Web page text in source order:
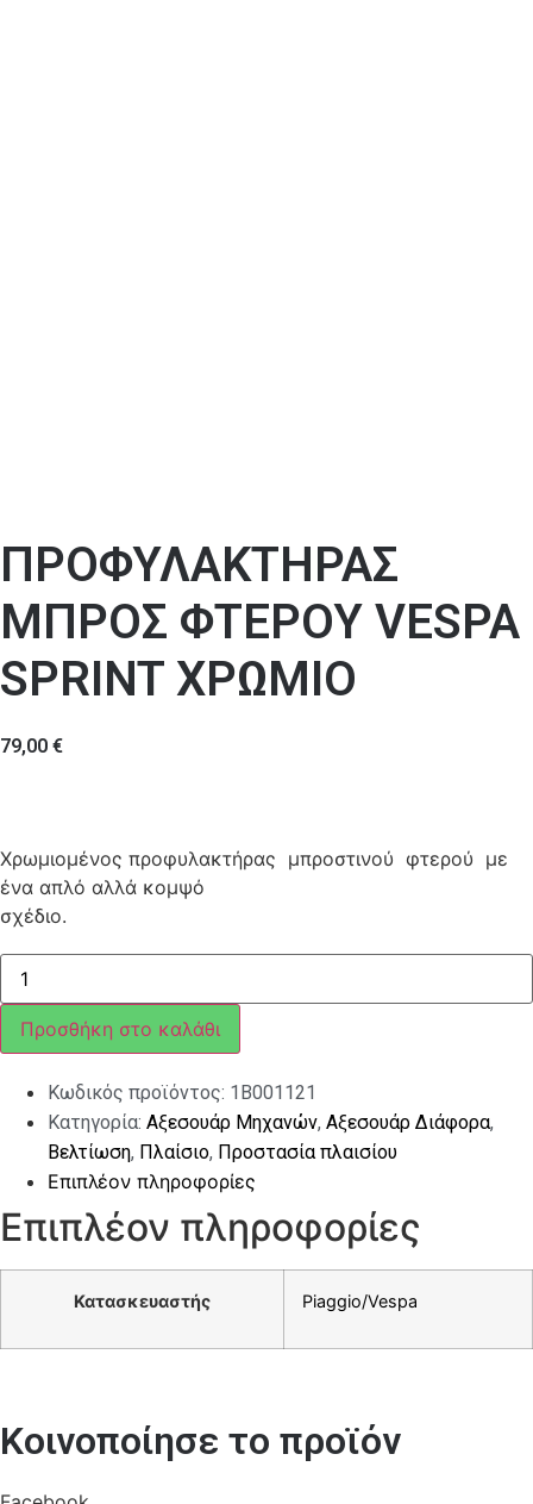
ΠΡΟΦΥΛΑΚΤΗΡΑΣ
ΜΠΡΟΣ ΦΤΕΡΟΥ VESPA
SPRINT ΧΡΩΜΙΟ
79,00 €
Χρωμιομένος προφυλακτήρας μπροστινού φτερού με
ένα απλό αλλά κομψό
σχέδιο.
ΠΡΟΦΥΛΑΚΤΗΡΑΣ
ΜΠΡΟΣ
ΦΤΕΡΟΥ
VESPA
SPRINT
ΧΡΩΜΙΟ
Προσθήκη στο καλάθι
Κωδικός προϊόντος: 1B001121
Κατηγορία: Αξεσουάρ Μηχανών, Αξεσουάρ Διάφορα,
Βελτίωση, Πλαίσιο, Προστασία πλαισίου
Επιπλέον πληροφορίες
Επιπλέον πληροφορίες
Κατασκευαστής Piaggio/Vespa
Κοινοποίησε το προϊόν